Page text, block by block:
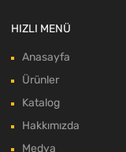
HIZLI MENÜ
Anasayfa
Ürünler
Katalog
Hakkımızda
Medya